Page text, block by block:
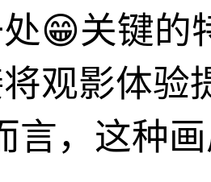
😁关键的
观影体验
言，这种